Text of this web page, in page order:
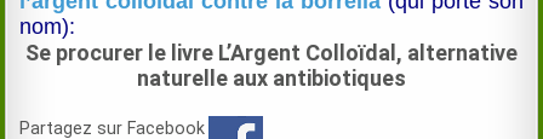
nom):
Se procurer le livre L’Argent Colloïdal, alternative
naturelle aux antibiotiques
Partagez sur Facebook